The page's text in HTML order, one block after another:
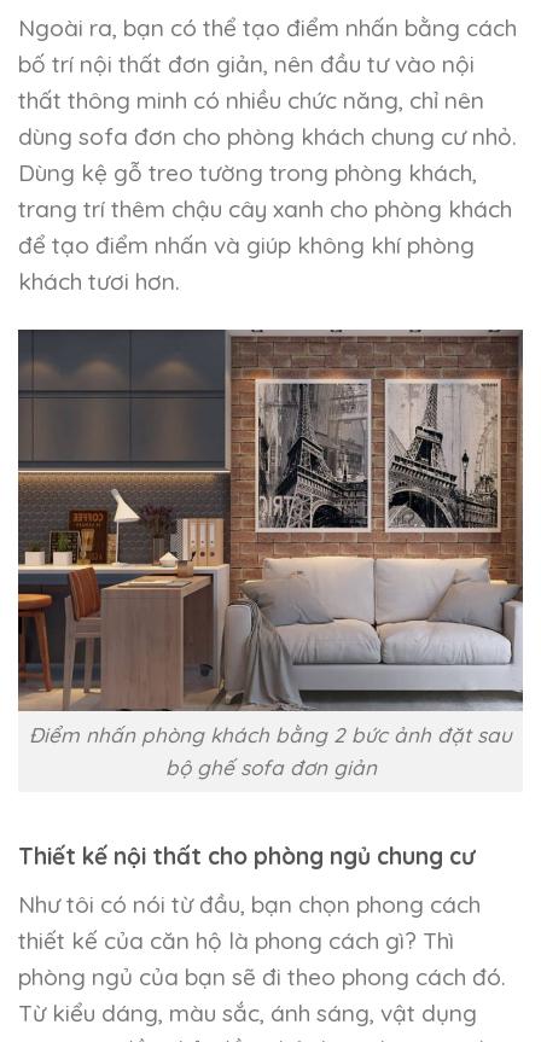
Ngoài ra, bạn có thể tạo điểm nhấn bằng cách
bố trí nội thất đơn giản, nên đầu tư vào nội
thất thông minh có nhiều chức năng, chỉ nên
dùng sofa đơn cho phòng khách chung cư nhỏ.
Dùng kệ gỗ treo tường trong phòng khách,
trang trí thêm chậu cây xanh cho phòng khách
để tạo điểm nhấn và giúp không khí phòng
khách tươi hơn.
Điểm nhấn phòng khách bằng 2 bức ảnh đặt sau
bộ ghế sofa đơn giản
Thiết kế nội thất cho phòng ngủ chung cư
Như tôi có nói từ đầu, bạn chọn phong cách
thiết kế của căn hộ là phong cách gì? Thì
phòng ngủ của bạn sẽ đi theo phong cách đó.
Từ kiểu dáng, màu sắc, ánh sáng, vật dụng